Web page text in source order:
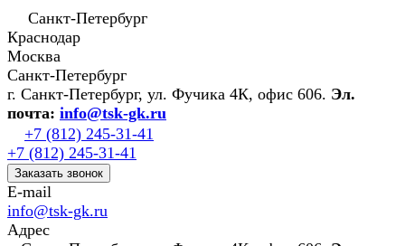
Санкт-Петербург
Краснодар
Москва
Санкт-Петербург
г. Санкт-Петербург, ул. Фучика 4К, офис 606. Эл.
почта: info@tsk-gk.ru
+7 (812) 245-31-41
+7 (812) 245-31-41
Заказать звонок
E-mail
info@tsk-gk.ru
Адрес